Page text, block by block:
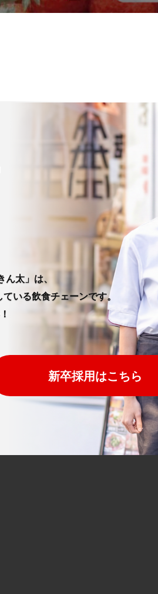
太」は、
いる飲食チェーンです。
新卒採用はこちら